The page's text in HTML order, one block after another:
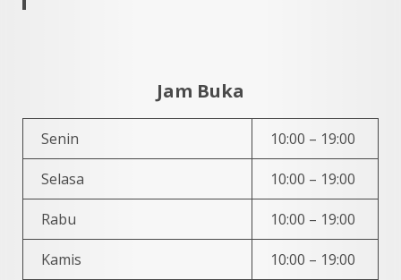
Jam Buka
Senin 10:00 – 19:00
Selasa 10:00 – 19:00
Rabu 10:00 – 19:00
Kamis 10:00 – 19:00